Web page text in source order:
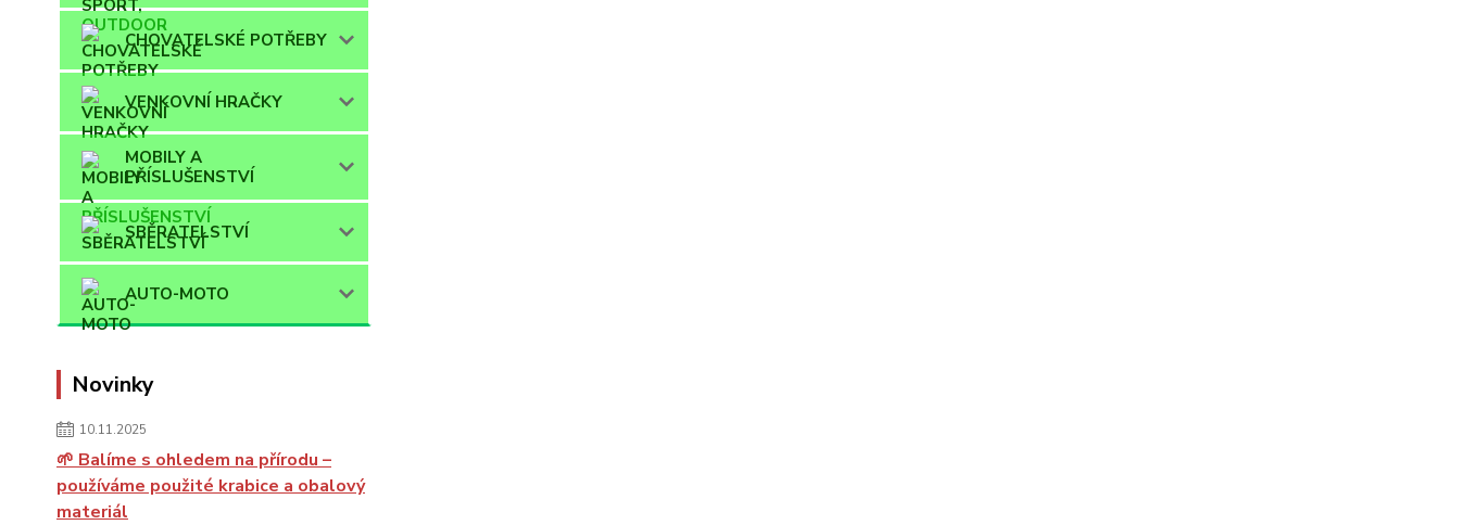
CHOVATELSKÉ POTŘEBY
VENKOVNÍ HRAČKY
MOBILY A
PŘÍSLUŠENSTVÍ
SBĚRATELSTVÍ
AUTO-MOTO
Novinky
10.11.2025
🌱 Balíme s ohledem na přírodu –
používáme použité krabice a obalový
materiál